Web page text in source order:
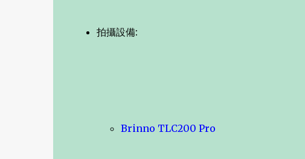
拍攝設備:
Brinno TLC200 Pro